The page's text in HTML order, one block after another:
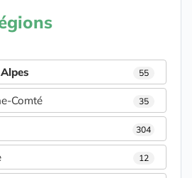
55
Comté 35
304
12